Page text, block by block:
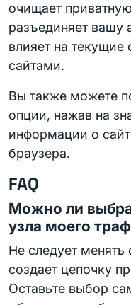
очищает
разъединяет вашу
влияет на
сайтами.
Вы также можете
опции, нажав на
информации о
браузера.
FAQ
Можно ли
узла моего
Не следует
создает цепочку
Оставьте выбор